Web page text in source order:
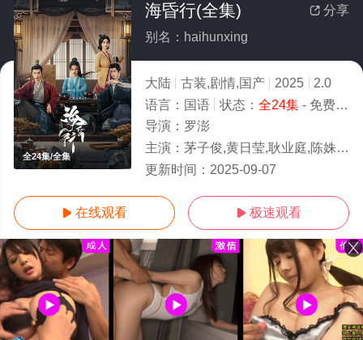
全24集/全集
 分享
海昏行(全集)
别名：haihunxing
大陆 古装,剧情,国产 2025
2.0
语言： 国语 状态： 全24集- 免费在线观看
导演： 罗澎
主演： 茅子俊,黄日莹,耿业庭,陈姝君,陈雨浓,乌日丽格,樊
更新时间： 2025-09-07
 在线观看  极速观看